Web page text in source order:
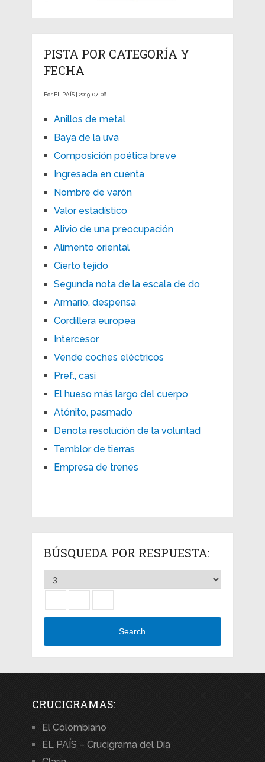
PISTA POR CATEGORÍA Y
FECHA
For EL PAÍS | 2019-07-06
Anillos de metal
Baya de la uva
Composición poética breve
Ingresada en cuenta
Nombre de varón
Valor estadístico
Alivio de una preocupación
Alimento oriental
Cierto tejido
Segunda nota de la escala de do
Armario, despensa
Cordillera europea
Intercesor
Vende coches eléctricos
Pref., casi
El hueso más largo del cuerpo
Atónito, pasmado
Denota resolución de la voluntad
Temblor de tierras
Empresa de trenes
BÚSQUEDA POR RESPUESTA:
Search
CRUCIGRAMAS:
El Colombiano
EL PAÍS – Crucigrama del Día